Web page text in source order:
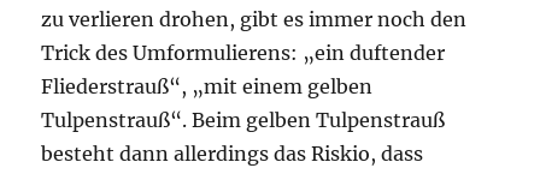
zu verlieren drohen, gibt es immer noch den
Trick des Umformulierens: „ein duftender
Fliederstrauß“, „mit einem gelben
Tulpenstrauß“. Beim gelben Tulpenstrauß
besteht dann allerdings das Riskio, dass